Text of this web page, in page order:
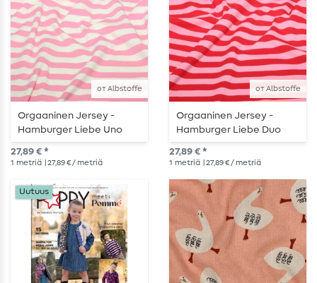
от Albstoffe
Orgaaninen Jersey -
Hamburger Liebe Uno
Kesäraidat Ecru
Vaaleanpunainen
27,89 € *
1 metriä | 27,89 € / metriä
от Albstoffe
Orgaaninen Jersey -
Hamburger Liebe Duo
Kesäraidat
Vaaleanpunainen
27,89 € *
1 metriä | 27,89 € / metriä
Uutuus